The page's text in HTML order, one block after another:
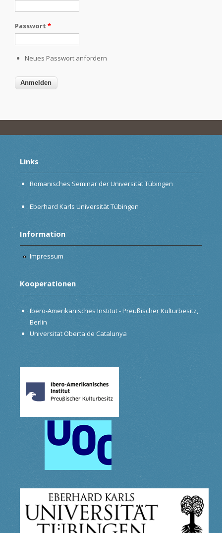
Passwort *
Neues Passwort anfordern
Links
Romanisches Seminar der Universität Tübingen
Eberhard Karls Universität Tübingen
Information
Impressum
Kooperationen
Ibero-Amerikanisches Institut - Preußischer Kulturbesitz,
Berlin
Universitat Oberta de Catalunya